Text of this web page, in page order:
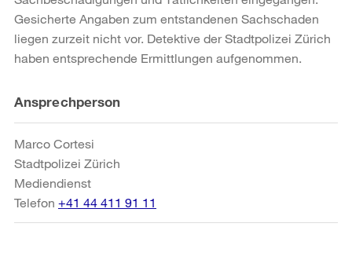
Gesicherte Angaben zum entstandenen Sachschaden
liegen zurzeit nicht vor. Detektive der Stadtpolizei Zürich
haben entsprechende Ermittlungen aufgenommen.
Weitere
Informationen
Ansprechperson
Marco Cortesi
Stadtpolizei Zürich
Mediendienst
Telefon +41 44 411 91 11